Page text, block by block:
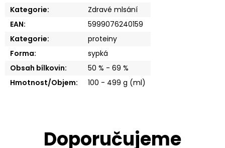
Kategorie:
Zdravé mlsání
EAN:
5999076240159
Kategorie:
proteiny
Forma:
sypká
Obsah bílkovin:
50 % - 69 %
Hmotnost/Objem: 100 - 499 g (ml)